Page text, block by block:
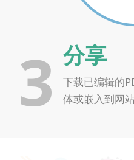
3 分享
下载已编辑的
体或嵌入到网